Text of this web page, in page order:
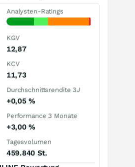
Analysten-Ratings
KGV
12,87
KCV
11,73
Durchschnittsrendite 3J
+0,05%
Performance 3 Monate
+3,00%
Tagesvolumen
459.840 St.